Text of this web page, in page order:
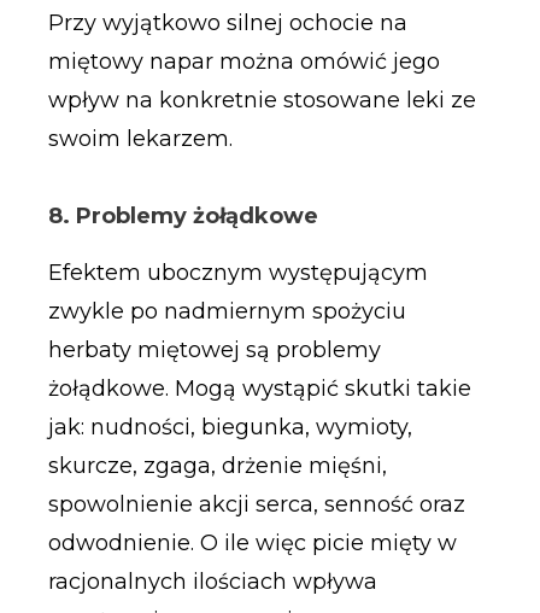
Przy wyjątkowo silnej ochocie na
miętowy napar można omówić jego
wpływ na konkretnie stosowane leki ze
swoim lekarzem.
8. Problemy żołądkowe
Efektem ubocznym występującym
zwykle po nadmiernym spożyciu
herbaty miętowej są problemy
żołądkowe. Mogą wystąpić skutki takie
jak: nudności, biegunka, wymioty,
skurcze, zgaga, drżenie mięśni,
spowolnienie akcji serca, senność oraz
odwodnienie. O ile więc picie mięty w
racjonalnych ilościach wpływa